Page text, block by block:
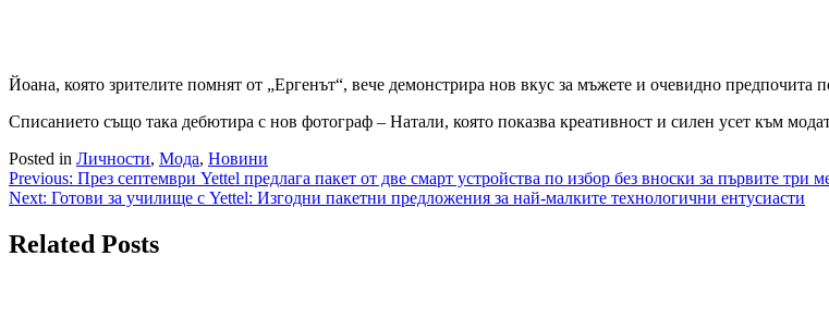
Йоана, която зрителите помнят от „Ергенът“, вече демонстрира нов вкус за мъжете и очевидно предпочита
Списанието също така дебютира с нов фотограф – Натали, която показва креативност и силен усет към
Posted in Личности, Мода, Новини
Навигация
Previous: През септември Yettel предлага пакет от две смарт устройства по избор без вноски за първите три
Next: Готови за училище с Yettel: Изгодни пакетни предложения за най-малките технологични ентусиасти
Related Posts